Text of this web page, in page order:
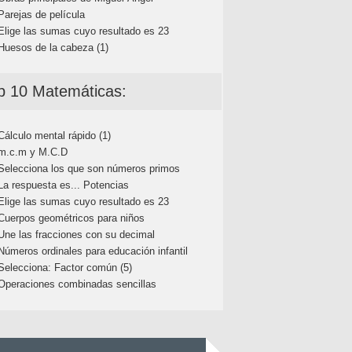
de película
las sumas cuyo resultado es 23
de la cabeza (1)
10 Matemáticas:
mental rápido (1)
y M.C.D
los que son números primos
respuesta es... Potencias
las sumas cuyo resultado es 23
geométricos para niños
las fracciones con su decimal
ordinales para educación infantil
Factor común (5)
combinadas sencillas